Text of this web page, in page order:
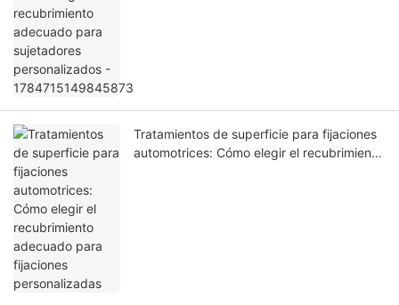
Tratamientos de superficie para fijaciones
automotrices: Cómo elegir el recubrimiento